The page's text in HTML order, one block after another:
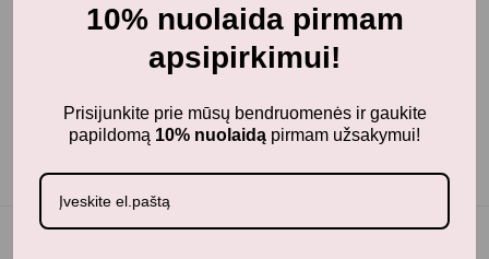
CR2025 baterija (pridedama)
10% nuolaida pirmam
apsipirkimui!
Prisijunkite prie mūsų bendruomenės ir gaukite
papildomą 10% nuolaidą pirmam užsakymui!